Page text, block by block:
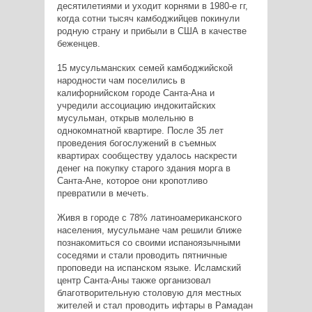
десятилетиями и уходит корнями в 1980-е гг,
когда сотни тысяч камбоджийцев покинули
родную страну и прибыли в США в качестве
беженцев.
15 мусульманских семей камбоджийской
народности чам поселились в
калифорнийском городе Санта-Ана и
учредили ассоциацию индокитайских
мусульман, открыв молельню в
однокомнатной квартире. После 35 лет
проведения богослужений в съемных
квартирах сообществу удалось наскрести
денег на покупку старого здания морга в
Санта-Ане, которое они кропотливо
превратили в мечеть.
Живя в городе с 78% латиноамериканского
населения, мусульмане чам решили ближе
познакомиться со своими испаноязычными
соседями и стали проводить пятничные
проповеди на испанском языке. Исламский
центр Санта-Аны также организовал
благотворительную столовую для местных
жителей и стал проводить ифтары в Рамадан